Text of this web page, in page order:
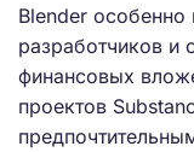
Blender особенно
разработчиков и
финансовых
проектов